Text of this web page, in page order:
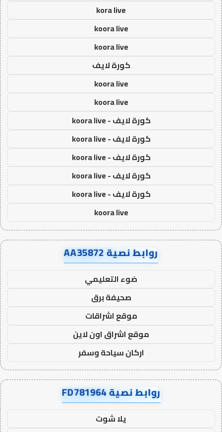
kora live
koora live
koora live
كورة لايف
koora live
koora live
كورة لايف - koora live
كورة لايف - koora live
كورة لايف - koora live
كورة لايف - koora live
كورة لايف - koora live
koora live
روابط نصية AA35872
ضوء التعليمي
صحيفة برق
موقع اشراقات
موقع اشراق اون لاين
اركان سياحة وسفر
روابط نصية FD781964
يلا شوت